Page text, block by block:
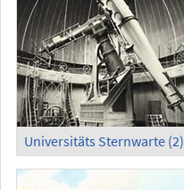
Universitäts Sternwarte (2)